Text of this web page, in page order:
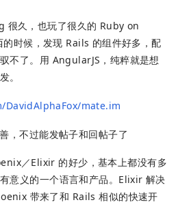
很久，也玩了很久的 Ruby on
时候，发现 Rails 的组件好多，配
不了。用 AngularJS，纯粹就是想
。
mate.im
，不过能发帖子和回帖子了
／Elixir 的好少，基本上都没有多
意义的一个语言和产品。Elixir 解决
带来了和 Rails 相似的快速开